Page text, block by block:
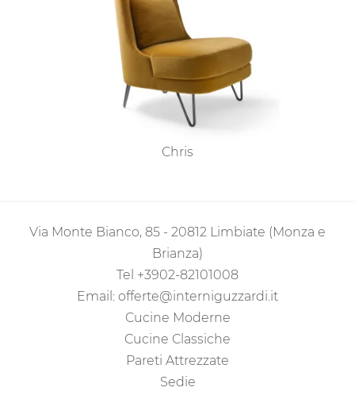
Chris
Via Monte Bianco, 85 - 20812 Limbiate (Monza e
Brianza)
Tel +3902-82101008
Email: offerte@interniguzzardi.it
Cucine Moderne
Cucine Classiche
Pareti Attrezzate
Sedie